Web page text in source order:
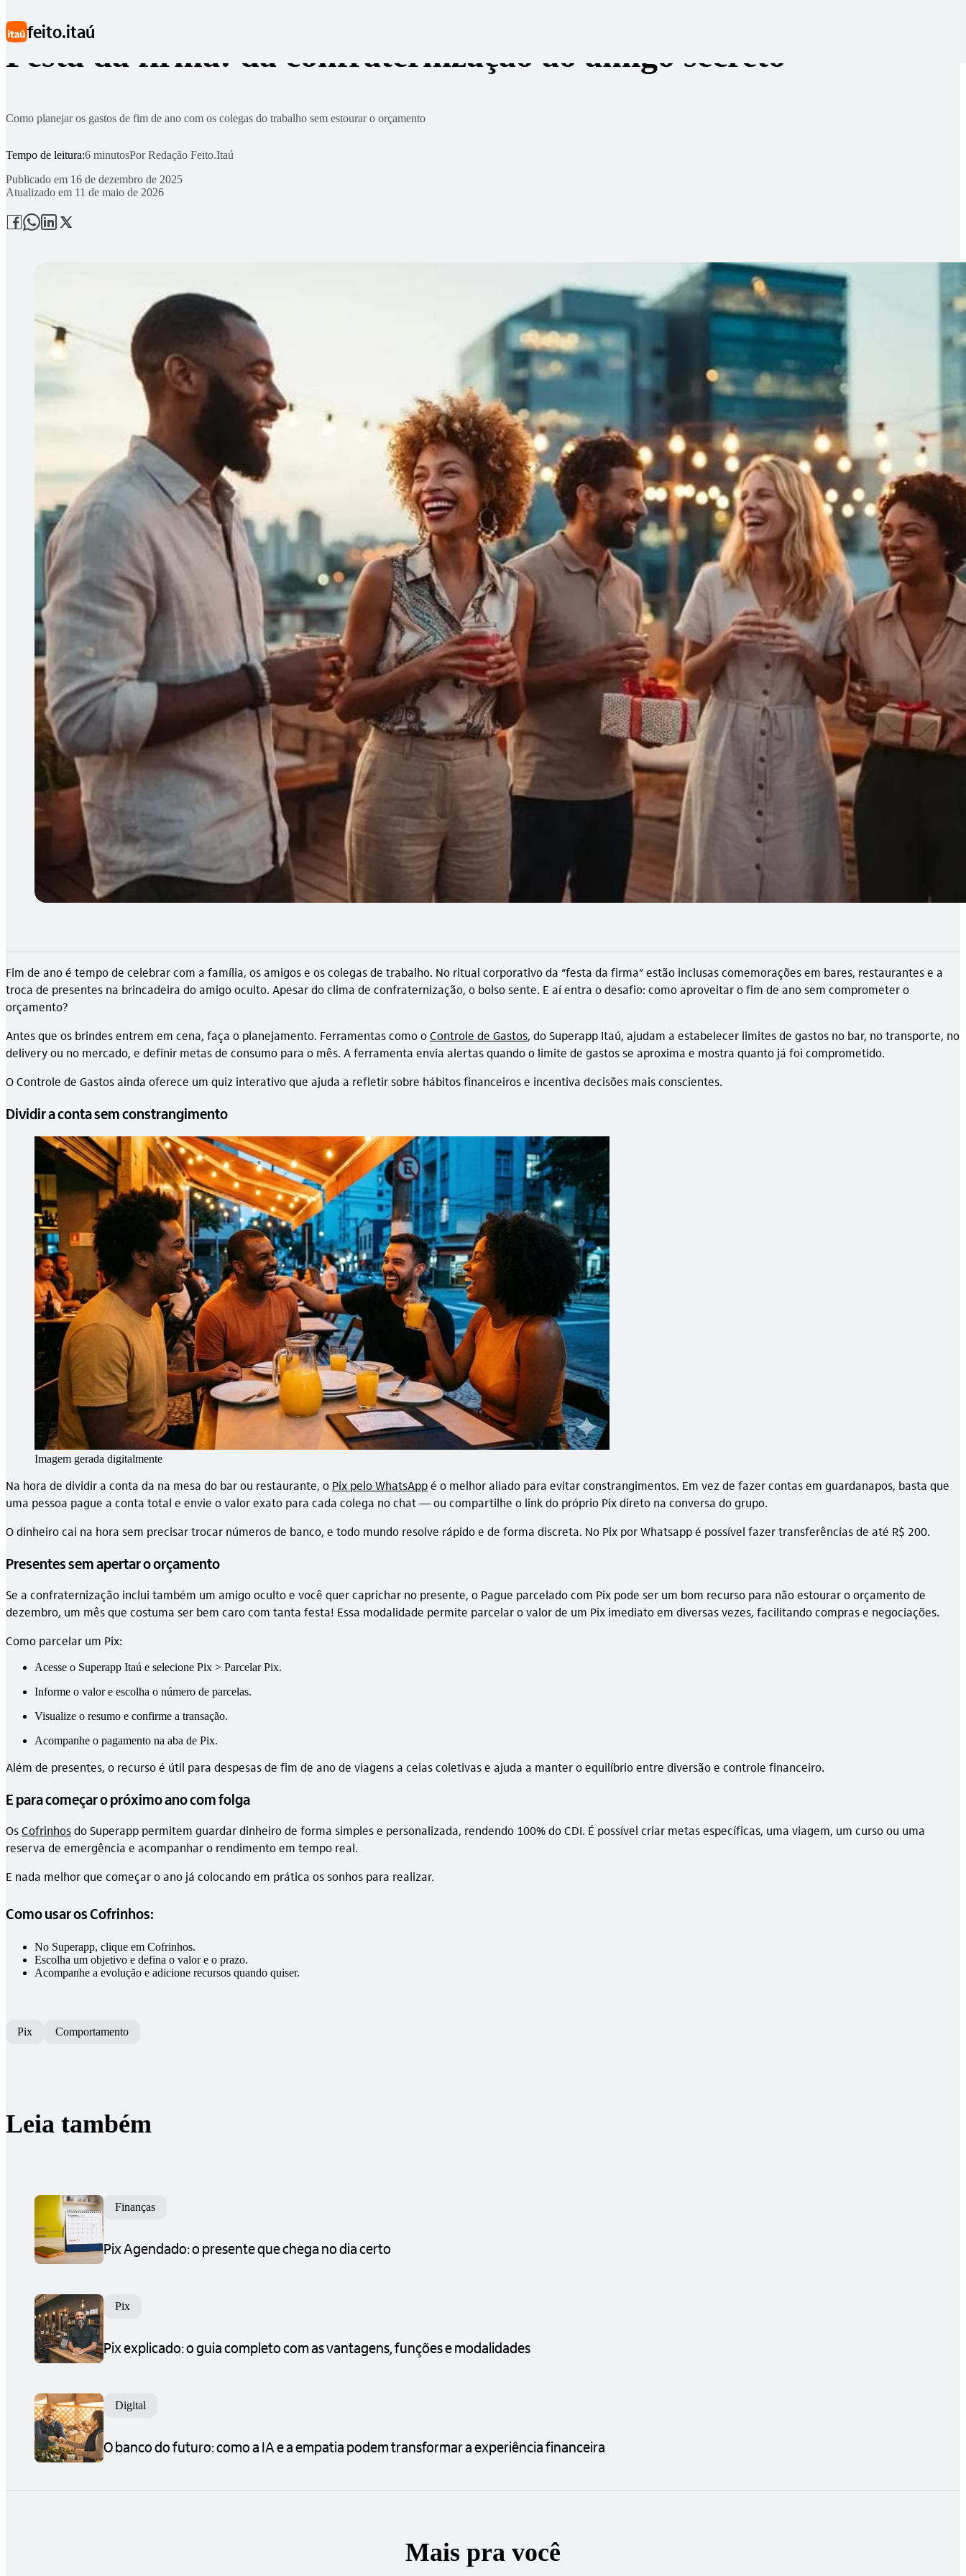
feito.itaú
Festa da firma: da confraternização ao amigo secreto
Como planejar os gastos de fim de ano com os colegas do trabalho sem estourar o orçamento
Tempo de leitura:6 minutosPorRedação Feito.Itaú
Publicado em 16 de dezembro de 2025
Atualizado em 11 de maio de 2026
Fim de ano é tempo de celebrar com a família, os amigos e os colegas de trabalho. No ritual corporativo da “festa da firma” estão inclusas comemorações em bares, restaurantes e a
troca de presentes na brincadeira do amigo oculto. Apesar do clima de confraternização, o bolso sente. E aí entra o desafio: como aproveitar o fim de ano sem comprometer o
orçamento?
Antes que os brindes entrem em cena, faça o planejamento. Ferramentas como oControle de Gastos, do Superapp Itaú, ajudam a estabelecer limites de gastos no bar, no transporte, no
delivery ou no mercado, e definir metas de consumo para o mês. A ferramenta envia alertas quando o limite de gastos se aproxima e mostra quanto já foi comprometido.
O Controle de Gastos ainda oferece um quiz interativo que ajuda a refletir sobre hábitos financeiros e incentiva decisões mais conscientes.
Dividir a conta sem constrangimento
Imagem gerada digitalmente
Na hora de dividir a conta da na mesa do bar ou restaurante, o Pix pelo WhatsAppé o melhor aliado para evitar constrangimentos. Em vez de fazer contas em guardanapos, basta que
uma pessoa pague a conta total e envie o valor exato para cada colega no chat — ou compartilhe o link do próprio Pix direto na conversa do grupo.
O dinheiro cai na hora sem precisar trocar números de banco, e todo mundo resolve rápido e de forma discreta. No Pix por Whatsapp é possível fazer transferências de até R$ 200.
Presentes sem apertar o orçamento
Se a confraternização inclui também um amigo oculto e você quer caprichar no presente, o Pague parcelado com Pix pode ser um bom recurso para não estourar o orçamento de
dezembro, um mês que costuma ser bem caro com tanta festa! Essa modalidade permite parcelar o valor de um Pix imediato em diversas vezes, facilitando compras e negociações.
Como parcelar um Pix:
Acesse o Superapp Itaú e selecione Pix > Parcelar Pix.
Informe o valor e escolha o número de parcelas.
Visualize o resumo e confirme a transação.
Acompanhe o pagamento na aba de Pix.
Além de presentes, o recurso é útil para despesas de fim de ano de viagens a ceias coletivas e ajuda a manter o equilíbrio entre diversão e controle financeiro.
E para começar o próximo ano com folga
OsCofrinhosdo Superapp permitem guardar dinheiro de forma simples e personalizada, rendendo 100% do CDI. É possível criar metas específicas, uma viagem, um curso ou uma
reserva de emergência e acompanhar o rendimento em tempo real.
E nada melhor que começar o ano já colocando em prática os sonhos para realizar.
Como usar os Cofrinhos:
No Superapp, clique em Cofrinhos.
Escolha um objetivo e defina o valor e o prazo.
Acompanhe a evolução e adicione recursos quando quiser.
Pix Comportamento
Leia também
Finanças
Pix Agendado: o presente que chega no dia certo
Pix
Pix explicado: o guia completo com as vantagens, funções e modalidades
Digital
O banco do futuro: como a IA e a empatia podem transformar a experiência financeira
Mais pra você